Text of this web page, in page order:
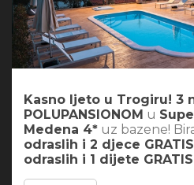
Kasno ljeto u Trogiru! 3
POLUPANSIONOM u
Medena 4* uz bazene!
odraslih i 2 djece
odraslih i 1 dijete GRATIS